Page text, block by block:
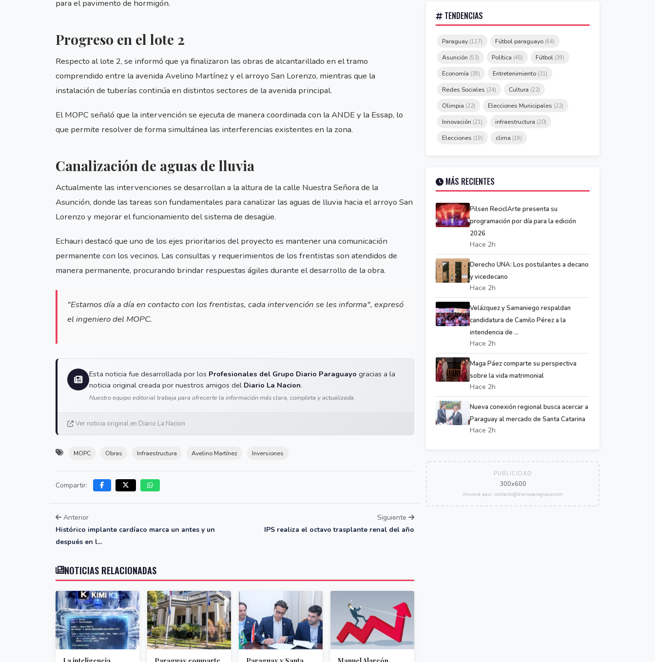
para el pavimento de hormigón.
Progreso en el lote 2
Respecto al lote 2, se informó que ya finalizaron las obras de alcantarillado en el tramo
comprendido entre la avenida Avelino Martínez y el arroyo San Lorenzo, mientras que la
instalación de tuberías continúa en distintos sectores de la avenida principal.
El MOPC señaló que la intervención se ejecuta de manera coordinada con la ANDE y la Essap, lo
que permite resolver de forma simultánea las interferencias existentes en la zona.
Canalización de aguas de lluvia
Actualmente las intervenciones se desarrollan a la altura de la calle Nuestra Señora de la
Asunción, donde las tareas son fundamentales para canalizar las aguas de lluvia hacia el arroyo San
Lorenzo y mejorar el funcionamiento del sistema de desagüe.
Echauri destacó que uno de los ejes prioritarios del proyecto es mantener una comunicación
permanente con los vecinos. Las consultas y requerimientos de los frentistas son atendidos de
manera permanente, procurando brindar respuestas ágiles durante el desarrollo de la obra.
"Estamos día a día en contacto con los frentistas, cada intervención se les informa", expresó
el ingeniero del MOPC.
Esta noticia fue desarrollada por los Profesionales del Grupo Diario Paraguayo gracias a la
noticia original creada por nuestros amigos del Diario La Nacion.
Nuestro equipo editorial trabaja para ofrecerte la información más clara, completa y actualizada.
Ver noticia original en Diario La Nacion
MOPC Obras Infraestructura Avelino Martínez Inversiones
Compartir:
Anterior
Histórico implante cardíaco marca un antes y un
después en l...
Siguiente
IPS realiza el octavo trasplante renal del año
NOTICIAS RELACIONADAS
TENDENCIAS
Paraguay (117) Fútbol paraguayo (64)
Asunción (53) Política (48) Fútbol (39)
Economía (39) Entretenimiento (31)
Redes Sociales (24) Cultura (22)
Olimpia (22) Elecciones Municipales (22)
Innovación (21) infraestructura (20)
Elecciones (19) clima (19)
MÁS RECIENTES
Pilsen ReciclArte presenta su
programación por día para la edición
2026
Hace 2h
Derecho UNA: Los postulantes a decano
y vicedecano
Hace 2h
Velázquez y Samaniego respaldan
candidatura de Camilo Pérez a la
intendencia de ...
Hace 2h
Maga Páez comparte su perspectiva
sobre la vida matrimonial
Hace 2h
Nueva conexión regional busca acercar a
Paraguay al mercado de Santa Catarina
Hace 2h
PUBLICIDAD
300x600
Anunciá aquí: contacto@diarioparaguayo.com